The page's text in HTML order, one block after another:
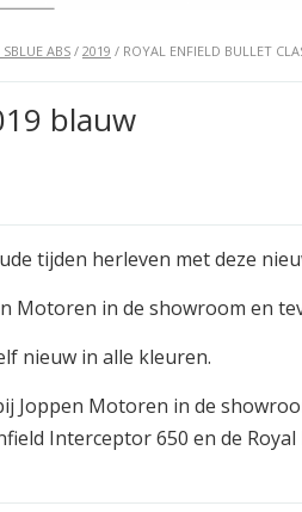
ABS / 2019 / ROYAL ENFIELD BULLET
blauw
tijden herleven met deze
Motoren in de showroom en
nieuw in alle kleuren.
Joppen Motoren in de
Interceptor 650 en de